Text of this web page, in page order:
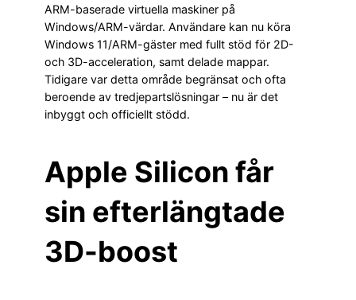
ARM-baserade virtuella maskiner på
Windows/ARM-värdar. Användare kan nu köra
Windows 11/ARM-gäster med fullt stöd för 2D-
och 3D-acceleration, samt delade mappar.
Tidigare var detta område begränsat och ofta
beroende av tredjepartslösningar – nu är det
inbyggt och officiellt stödd.
Apple Silicon får
sin efterlängtade
3D-boost